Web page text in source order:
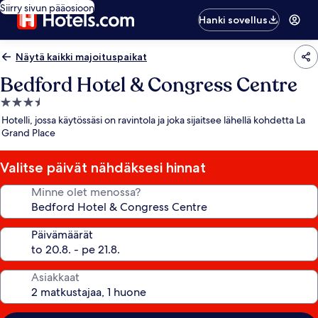
Siirry sivun pääosioon
Hanki sovellus
Näytä kaikki majoituspaikat
Bedford Hotel & Congress Centre
3.5
tähden
majoituspaikka
Hotelli, jossa käytössäsi on ravintola ja joka sijaitsee lähellä kohdetta La
Grand Place
Valitse päivät nähdäksesi hinnat
Minne olet menossa?
Päivämäärät
Asiakkaat